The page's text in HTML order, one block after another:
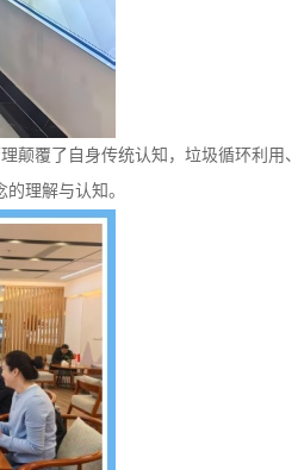
覆了自身传统认知，垃圾循环利用
理解与认知。